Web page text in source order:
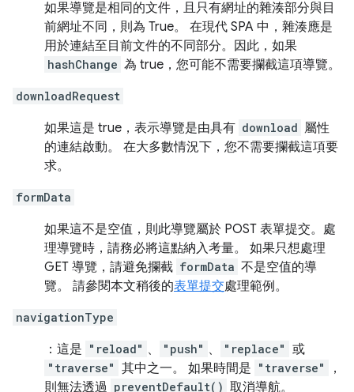
如果導覽是相同的文件，且只有網址的雜湊部分與目
前網址不同，則為 True。 在現代 SPA 中，雜湊應是
用於連結至目前文件的不同部分。因此，如果
hashChange 為 true，您可能不需要攔截這項導覽。
downloadRequest
如果這是 true，表示導覽是由具有 download 屬性
的連結啟動。 在大多數情況下，您不需要攔截這項要
求。
formData
如果這不是空值，則此導覽屬於 POST 表單提交。處
理導覽時，請務必將這點納入考量。 如果只想處理
GET 導覽，請避免攔截 formData 不是空值的導
覽。 請參閱本文稍後的表單提交處理範例。
navigationType
：這是 "reload" 、 "push" 、 "replace" 或
"traverse" 其中之一。 如果時間是 "traverse"
，
則無法透過 preventDefault() 取消導航。